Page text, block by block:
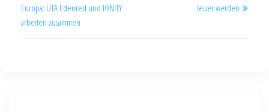
Europa: UTA Edenred und IONITY
arbeiten zusammen
teuer werden